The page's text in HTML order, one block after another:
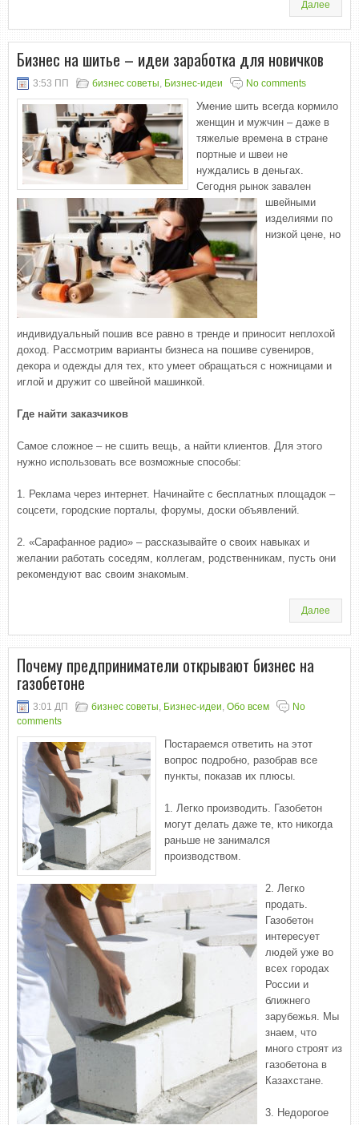
Далее
Бизнес на шитье – идеи заработка для новичков
3:53 ПП бизнес советы Бизнес-идеи No comments
Умение шить всегда кормило
женщин и мужчин – даже в
тяжелые времена в стране
портные и швеи не
нуждались в деньгах.
Сегодня рынок завален
швейными
изделиями по
низкой цене, но
индивидуальный пошив все равно в тренде и приносит неплохой
доход. Рассмотрим варианты бизнеса на пошиве сувениров,
декора и одежды для тех, кто умеет обращаться с ножницами и
иглой и дружит со швейной машинкой.
Где найти заказчиков
Самое сложное – не сшить вещь, а найти клиентов. Для этого
нужно использовать все возможные способы:
1. Реклама через интернет. Начинайте с бесплатных площадок –
соцсети, городские порталы, форумы, доски объявлений.
2. «Сарафанное радио» – рассказывайте о своих навыках и
желании работать соседям, коллегам, родственникам, пусть они
рекомендуют вас своим знакомым.
Далее
Почему предприниматели открывают бизнес на
газобетоне
3:01 ДП бизнес советы Бизнес-идеи Обо всем
No
comments
Постараемся ответить на этот
вопрос подробно, разобрав все
пункты, показав их плюсы.
1. Легко производить. Газобетон
могут делать даже те, кто никогда
раньше не занимался
производством.
2. Легко
продать.
Газобетон
интересует
людей уже во
всех городах
России и
ближнего
зарубежья. Мы
знаем, что
много строят из
газобетона в
Казахстане.
3. Недорогое